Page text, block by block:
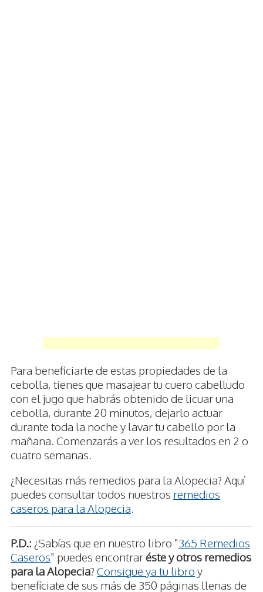
Para beneficiarte de estas propiedades de la
cebolla, tienes que masajear tu cuero cabelludo
con el jugo que habrás obtenido de licuar una
cebolla, durante 20 minutos, dejarlo actuar
durante toda la noche y lavar tu cabello por la
mañana. Comenzarás a ver los resultados en 2 o
cuatro semanas.
¿Necesitas más remedios para la Alopecia? Aquí
puedes consultar todos nuestros remedios
caseros para la Alopecia
P.D.: ¿Sabías que en nuestro libro "365 Remedios
Caseros" puedes encontraréste y otros remedios
para la Alopecia? Consigue ya tu libro y
benefíciate de sus más de 350 páginas llenas de